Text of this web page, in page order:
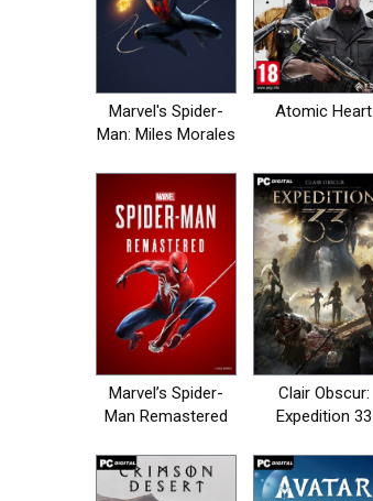
Marvel's Spider-
Man: Miles Morales
Atomic Heart
Marvel’s Spider-
Man Remastered
Clair Obscur:
Expedition 33